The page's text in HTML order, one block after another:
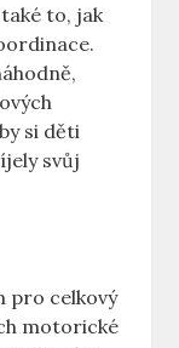
to, jak
si děti
svůj
pro celkový
motorické